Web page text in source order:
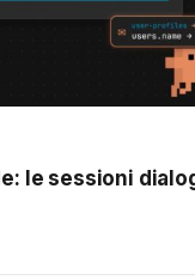
le sessioni